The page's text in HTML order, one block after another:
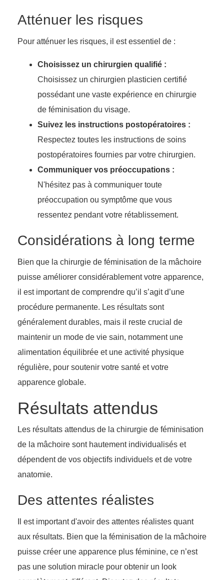
Atténuer les risques
Pour atténuer les risques, il est essentiel de :
Choisissez un chirurgien qualifié :
Choisissez un chirurgien plasticien certifié
possédant une vaste expérience en chirurgie
de féminisation du visage.
Suivez les instructions postopératoires :
Respectez toutes les instructions de soins
postopératoires fournies par votre chirurgien.
Communiquer vos préoccupations :
N'hésitez pas à communiquer toute
préoccupation ou symptôme que vous
ressentez pendant votre rétablissement.
Considérations à long terme
Bien que la chirurgie de féminisation de la mâchoire
puisse améliorer considérablement votre apparence,
il est important de comprendre qu’il s’agit d’une
procédure permanente. Les résultats sont
généralement durables, mais il reste crucial de
maintenir un mode de vie sain, notamment une
alimentation équilibrée et une activité physique
régulière, pour soutenir votre santé et votre
apparence globale.
Résultats attendus
Les résultats attendus de la chirurgie de féminisation
de la mâchoire sont hautement individualisés et
dépendent de vos objectifs individuels et de votre
anatomie.
Des attentes réalistes
Il est important d'avoir des attentes réalistes quant
aux résultats. Bien que la féminisation de la mâchoire
puisse créer une apparence plus féminine, ce n’est
pas une solution miracle pour obtenir un look